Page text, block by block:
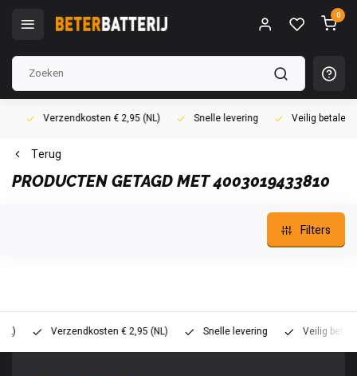
0
Verzendkosten € 2,95 (NL) Snelle levering Veilig betalen
Terug
PRODUCTEN GETAGD MET 4003019433810
Filters
Verzendkosten € 2,95 (NL) Snelle levering Veilig betalen